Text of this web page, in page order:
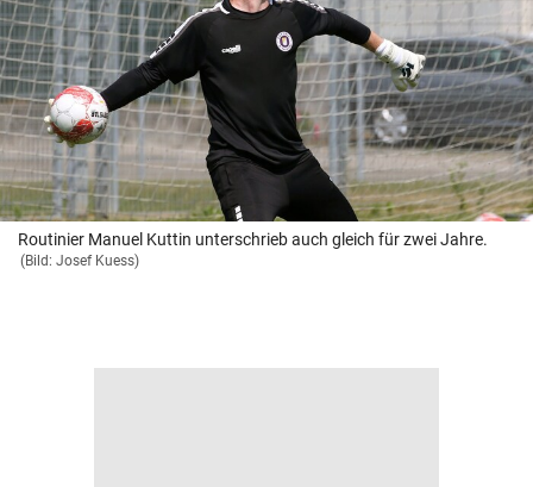
Routinier Manuel Kuttin unterschrieb auch gleich für zwei Jahre.
(Bild: Josef Kuess)